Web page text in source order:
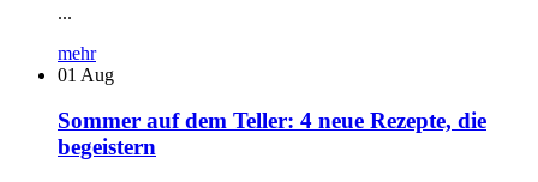
...
mehr
01 Aug
Sommer auf dem Teller: 4 neue Rezepte, die
begeistern